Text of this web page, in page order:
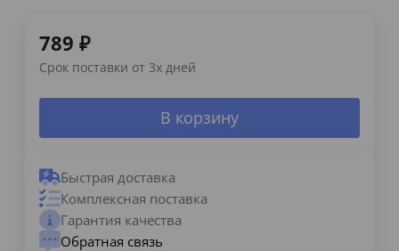
789 ₽
Срок поставки от 3х дней
В корзину
Быстрая доставка
Комплексная поставка
Гарантия качества
Обратная связь